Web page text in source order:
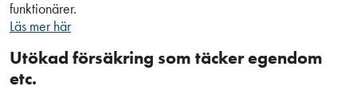
funktionärer.
Läs mer här
Utökad försäkring som täcker egendom
etc.